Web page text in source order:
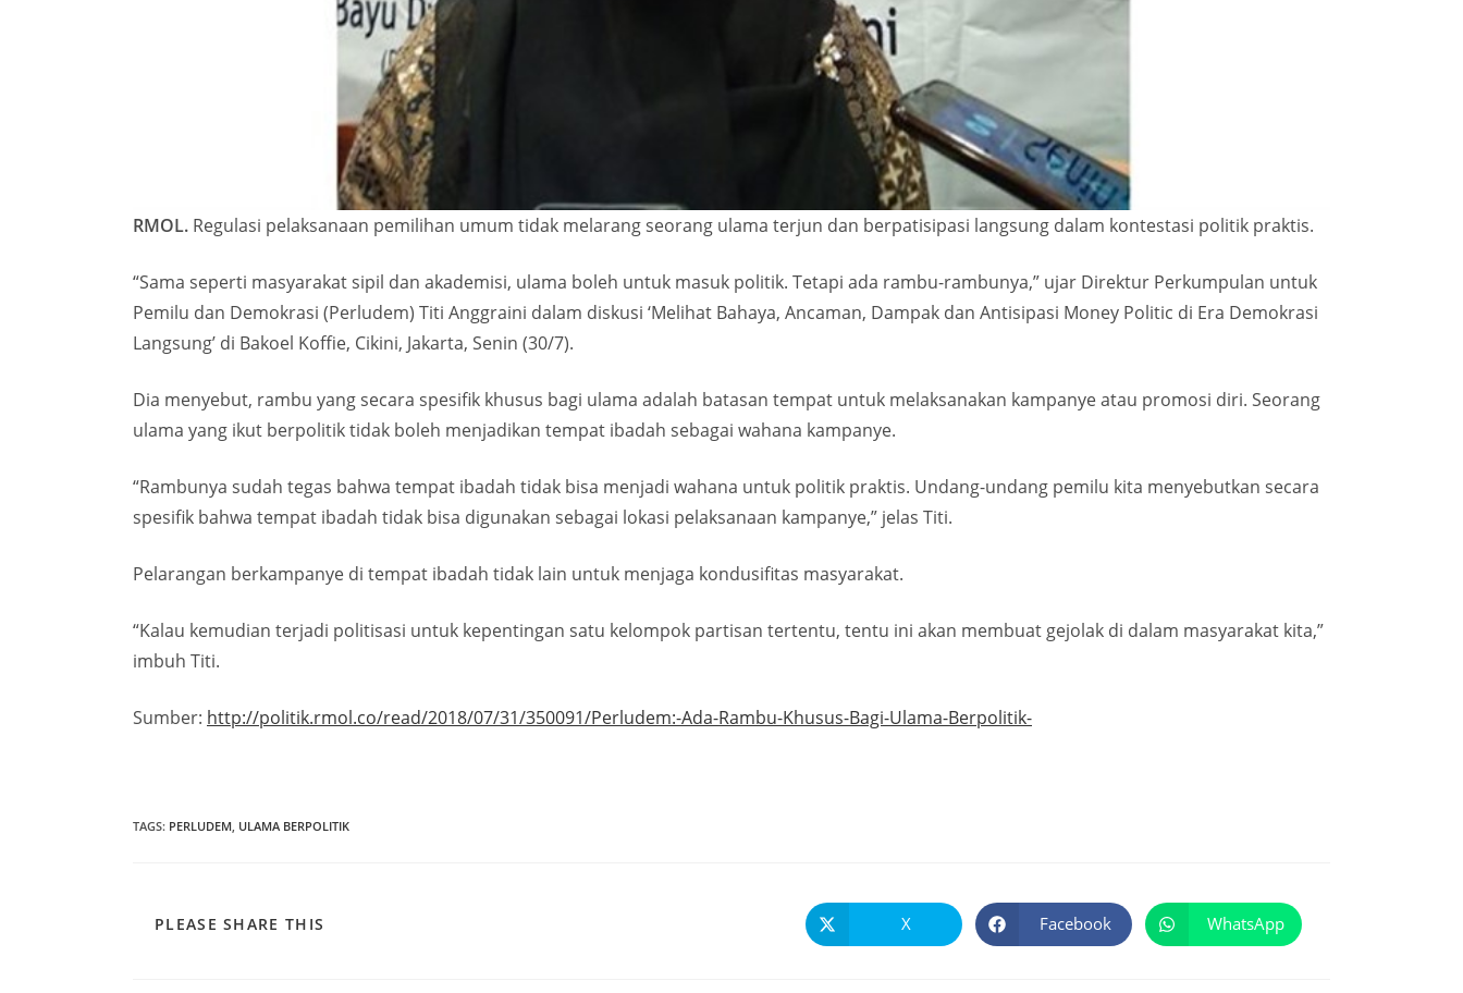
RMOL. Regulasi pelaksanaan pemilihan umum tidak melarang seorang ulama terjun dan berpatisipasi langsung dalam kontestasi politik praktis.
“Sama seperti masyarakat sipil dan akademisi, ulama boleh untuk masuk politik. Tetapi ada rambu-rambunya,” ujar Direktur Perkumpulan untuk
Pemilu dan Demokrasi (Perludem) Titi Anggraini dalam diskusi ‘Melihat Bahaya, Ancaman, Dampak dan Antisipasi Money Politic di Era Demokrasi
Langsung’ di Bakoel Koffie, Cikini, Jakarta, Senin (30/7).
Dia menyebut, rambu yang secara spesifik khusus bagi ulama adalah batasan tempat untuk melaksanakan kampanye atau promosi diri. Seorang
ulama yang ikut berpolitik tidak boleh menjadikan tempat ibadah sebagai wahana kampanye.
“Rambunya sudah tegas bahwa tempat ibadah tidak bisa menjadi wahana untuk politik praktis. Undang-undang pemilu kita menyebutkan secara
spesifik bahwa tempat ibadah tidak bisa digunakan sebagai lokasi pelaksanaan kampanye,” jelas Titi.
Pelarangan berkampanye di tempat ibadah tidak lain untuk menjaga kondusifitas masyarakat.
“Kalau kemudian terjadi politisasi untuk kepentingan satu kelompok partisan tertentu, tentu ini akan membuat gejolak di dalam masyarakat kita,”
imbuh Titi.
Sumber: http://politik.rmol.co/read/2018/07/31/350091/Perludem:-Ada-Rambu-Khusus-Bagi-Ulama-Berpolitik-
TAGS: PERLUDEM ULAMA BERPOLITIK
PLEASE SHARE THIS X Facebook WhatsApp